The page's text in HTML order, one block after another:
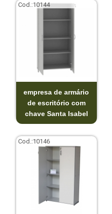
Cod.:10144
empresa de armário
de escritório com
chave Santa Isabel
Cod.:10146